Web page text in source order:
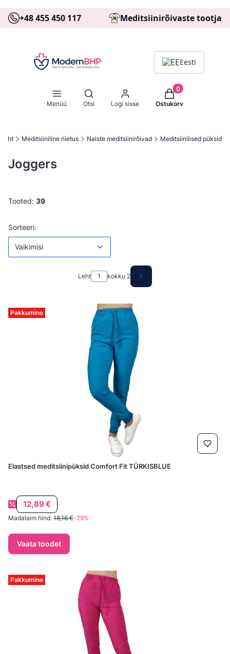
+48 455 450 117 Meditsiinirõivaste tootja
Eesti
Menüü
Ava otsingumootor
Otsi Logi sisse
Tooted
Ostukorv
Meditsiiniline riietus Naiste meditsiinirõivad Meditsiinilised püksid
Joggers
Tooted: 39
Toodete loetelu
Sorteeri:
Vaikimisi
Leht kokku 2 Järgmised tooted
Pakkumine
Elastsed meditsiinipüksid Comfort Fit TÜRKISBLUE
Soodushind
12,89 €
Madalaim hind: 18,16 €-29%
Vaata toodet
Pakkumine